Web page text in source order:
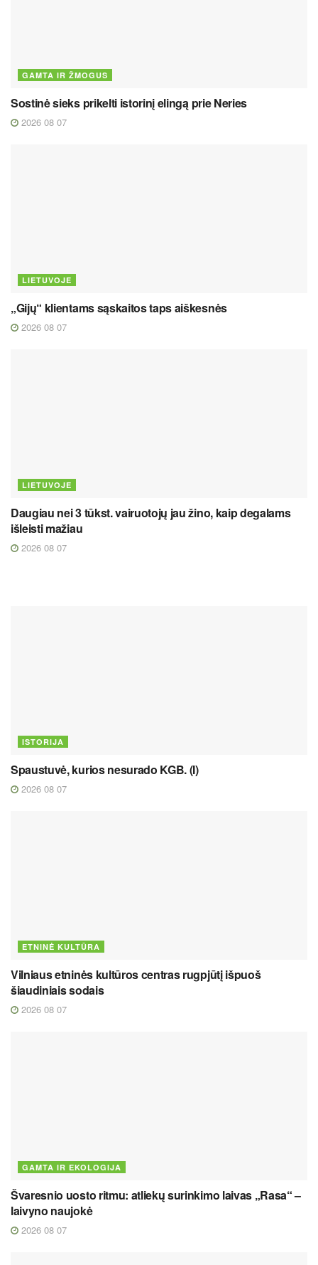
GAMTA IR ŽMOGUS
Sostinė sieks prikelti istorinį elingą prie Neries
2026 08 07
LIETUVOJE
„Gijų“ klientams sąskaitos taps aiškesnės
2026 08 07
LIETUVOJE
Daugiau nei 3 tūkst. vairuotojų jau žino, kaip degalams
išleisti mažiau
2026 08 07
ISTORIJA
Spaustuvė, kurios nesurado KGB. (I)
2026 08 07
ETNINĖ KULTŪRA
Vilniaus etninės kultūros centras rugpjūtį išpuoš
šiaudiniais sodais
2026 08 07
GAMTA IR EKOLOGIJA
Švaresnio uosto ritmu: atliekų surinkimo laivas „Rasa“ –
laivyno naujokė
2026 08 07